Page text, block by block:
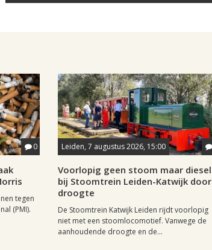
0
tegen
(PMI).
Leiden, 7 augustus 2026, 15:00
Voorlopig geen stoom maar diesel
bij Stoomtrein Leiden-Katwijk door
droogte
De Stoomtrein Katwijk Leiden rijdt voorlopig
niet met een stoomlocomotief. Vanwege de
aanhoudende droogte en de...